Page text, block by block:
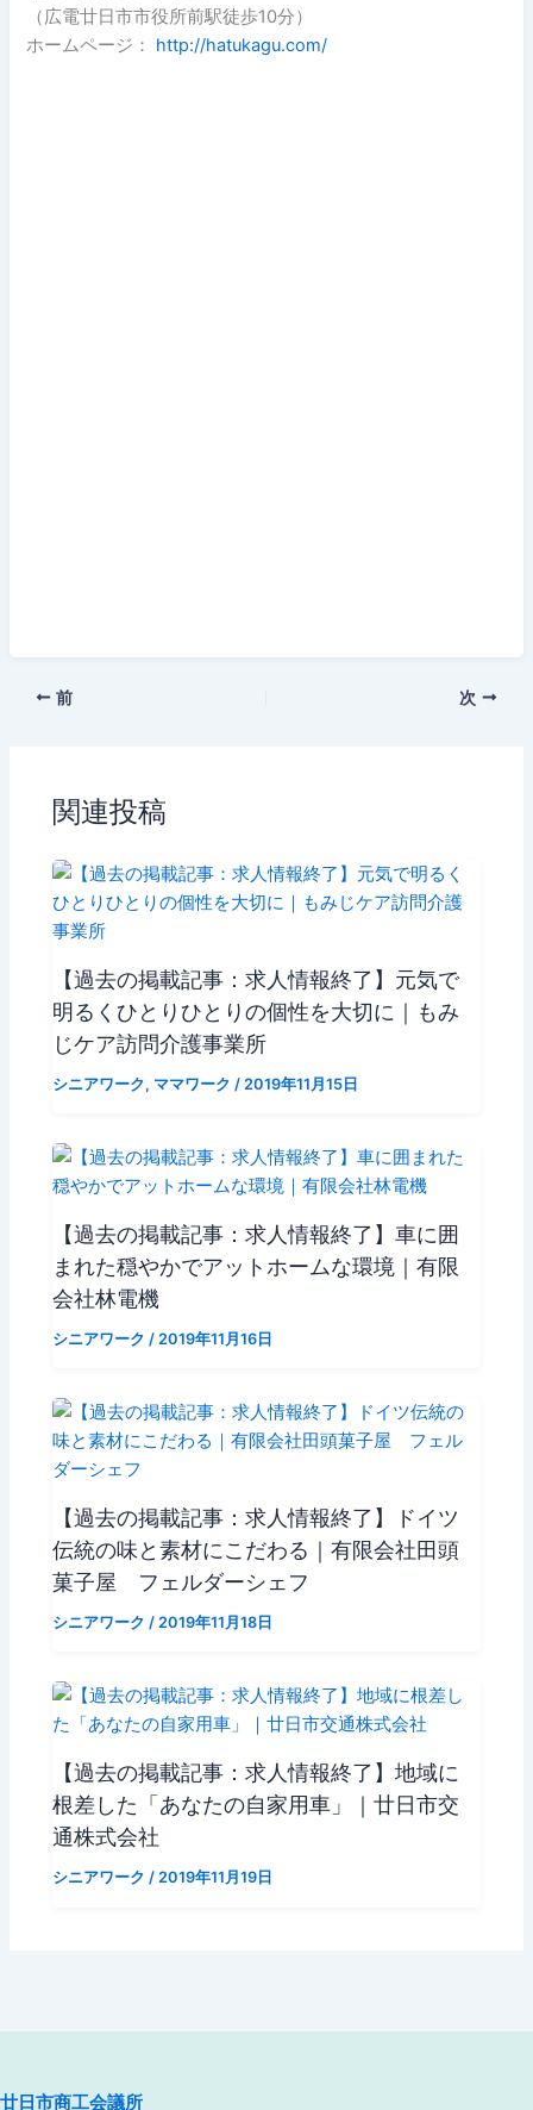
（広電廿日市市役所前駅徒歩10分）
ホームページ： http://hatukagu.com/
前 次
関連投稿
【過去の掲載記事：求人情報終了】元気で
明るくひとりひとりの個性を大切に｜もみ
じケア訪問介護事業所
シニアワーク, ママワーク / 2019年11月15日
【過去の掲載記事：求人情報終了】車に囲
まれた穏やかでアットホームな環境｜有限
会社林電機
シニアワーク / 2019年11月16日
【過去の掲載記事：求人情報終了】ドイツ
伝統の味と素材にこだわる｜有限会社田頭
菓子屋 フェルダーシェフ
シニアワーク / 2019年11月18日
【過去の掲載記事：求人情報終了】地域に
根差した「あなたの自家用車」｜廿日市交
通株式会社
シニアワーク / 2019年11月19日
廿日市商工会議所